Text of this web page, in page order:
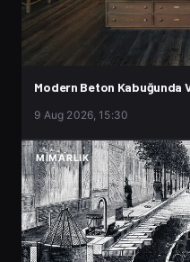
Modern Beton Kabuğunda
9 Aug 2026, 15:30
MIMARLIK